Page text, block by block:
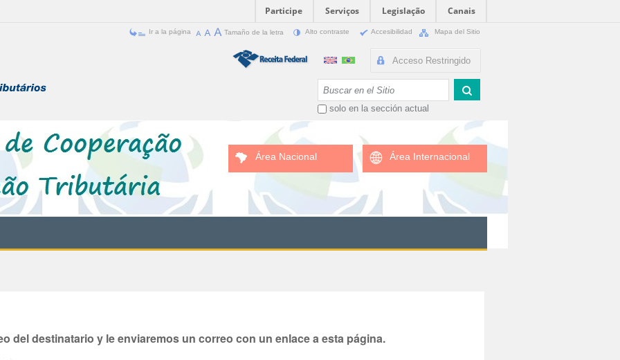
Participe Serviços Legislação
Canais
Ir a la página Tamaño de la letra Alto contraste Accesibilidad Mapa del Sitio
Acceso Restringido
solo en la sección actual
Área Nacional Área Internacional
del destinatario y le enviaremos un correo con un enlace a esta página.